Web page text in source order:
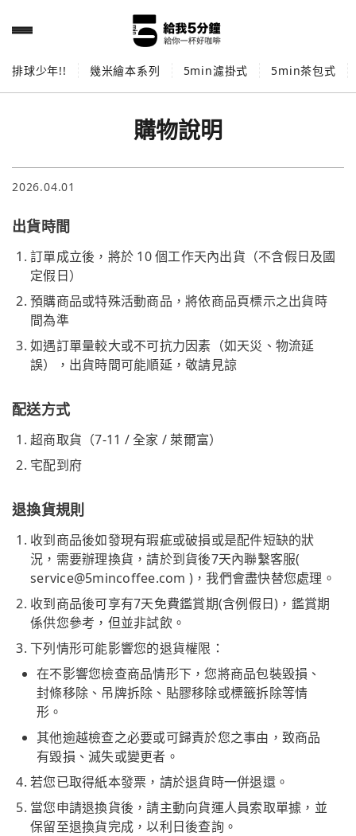
排球少年!! 幾米繪本系列 5min濾掛式 5min茶包式
購物說明
2026.04.01
出貨時間
訂單成立後，將於 10 個工作天內出貨（不含假日及國
定假日）
預購商品或特殊活動商品，將依商品頁標示之出貨時
間為準
如遇訂單量較大或不可抗力因素（如天災、物流延
誤），出貨時間可能順延，敬請見諒
配送方式
超商取貨（7-11 / 全家 / 萊爾富）
宅配到府
退換貨規則
收到商品後如發現有瑕疵或破損或是配件短缺的狀
況，需要辦理換貨，請於到貨後7天內聯繫客服(
service@5mincoffee.com )，我們會盡快替您處理。
收到商品後可享有7天免費鑑賞期(含例假日)，鑑賞期
係供您參考，但並非試飲。
下列情形可能影響您的退貨權限：
在不影響您檢查商品情形下，您將商品包裝毀損、
封條移除、吊牌拆除、貼膠移除或標籤拆除等情
形。
其他逾越檢查之必要或可歸責於您之事由，致商品
有毀損、滅失或變更者。
若您已取得紙本發票，請於退貨時一併退還。
當您申請退換貨後，請主動向貨運人員索取單據，並
保留至退換貨完成，以利日後查詢。